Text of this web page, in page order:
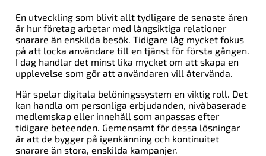
En utveckling som blivit allt tydligare de senaste åren
är hur företag arbetar med långsiktiga relationer
snarare än enskilda besök. Tidigare låg mycket fokus
på att locka användare till en tjänst för första gången.
I dag handlar det minst lika mycket om att skapa en
upplevelse som gör att användaren vill återvända.
Här spelar digitala belöningssystem en viktig roll. Det
kan handla om personliga erbjudanden, nivåbaserade
medlemskap eller innehåll som anpassas efter
tidigare beteenden. Gemensamt för dessa lösningar
är att de bygger på igenkänning och kontinuitet
snarare än stora, enskilda kampanjer.